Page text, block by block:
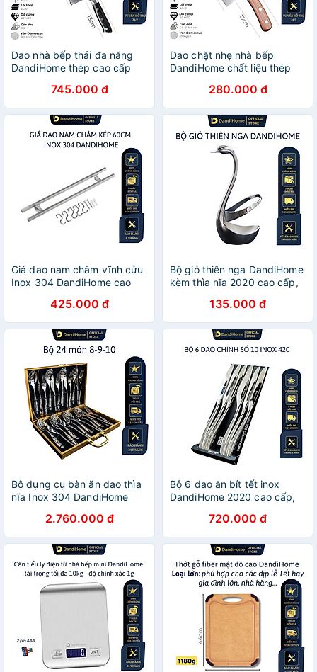
Dao nhà bếp thái đa năng
DandiHome thép cao cấp
745.000 đ
Dao chặt nhẹ nhà bếp
DandiHome chất liệu thép
280.000 đ
Giá dao nam châm vĩnh cửu
Inox 304 DandiHome cao
425.000 đ
Bộ giỏ thiên nga DandiHome
kèm thìa nĩa 2020 cao cấp,
135.000 đ
Bộ dụng cụ bàn ăn dao thìa
nĩa Inox 304 DandiHome
2.760.000 đ
Bộ 6 dao ăn bít tết inox
DandiHome 2020 cao cấp,
720.000 đ